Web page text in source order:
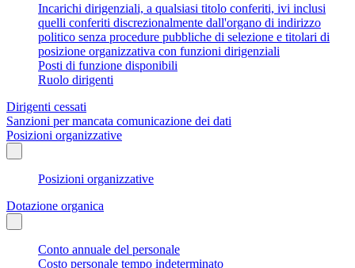
Incarichi dirigenziali, a qualsiasi titolo conferiti, ivi inclusi
quelli conferiti discrezionalmente dall'organo di indirizzo
politico senza procedure pubbliche di selezione e titolari di
posizione organizzativa con funzioni dirigenziali
Posti di funzione disponibili
Ruolo dirigenti
Dirigenti cessati
Sanzioni per mancata comunicazione dei dati
Posizioni organizzative
Posizioni organizzative
Dotazione organica
Conto annuale del personale
Costo personale tempo indeterminato